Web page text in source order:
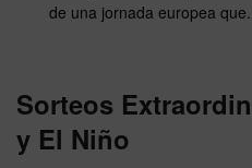
de una jornada europea
Sorteos
y El Niño